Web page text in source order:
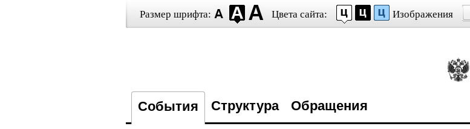
Размер шрифта: Цвета сайта: Изображения
События Структура Обращения